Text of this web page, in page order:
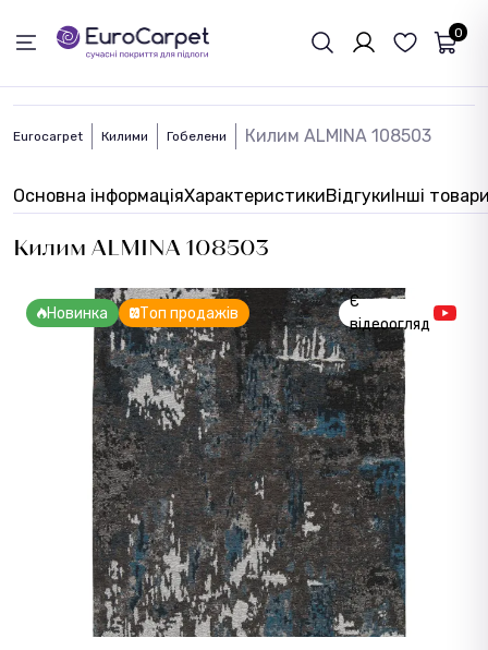
0
Eurocarpet Килими Гобелени Килим ALMINA 108503
Основна інформаціяХарактеристикиВідгукиІнші
Килим ALMINA 108503
Новинка Топ продажів
Є
відеоогляд
ЗВОРОТНІЙ ЗВЯЗОК